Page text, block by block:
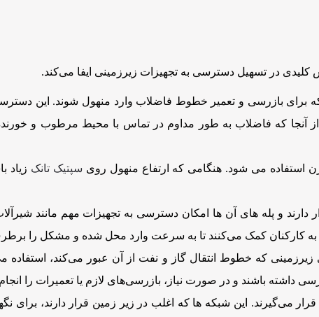
در تسهیل دسترسی به تجهیزات زیرزمینی ایفا می‌کند.
برای بازرسی و تعمیر خطوط فاضلاب وارد منهول شوند. این دسترسی
آنجا که فاضلاب به طور مداوم در تماس با محیط مرطوب و خورنده
استفاده می شود. هنگامی که ارتفاع منهول روی سپتیک تانک زیاد
و پله های آن ‌ها امکان دسترسی به تجهیزات مهم مانند
کارکنان کمک می‌کنند تا به سرعت وارد محل شده و مشکل را
که خطوط انتقال گاز و نفت از آن عبور می‌کند، استفاده
داشته باشند و در صورت نیاز، بازرسی‌های لازم یا تعمیرات را
می‌گیرند. این شبکه ها که اغلب در زیر زمین قرار دارند، برای